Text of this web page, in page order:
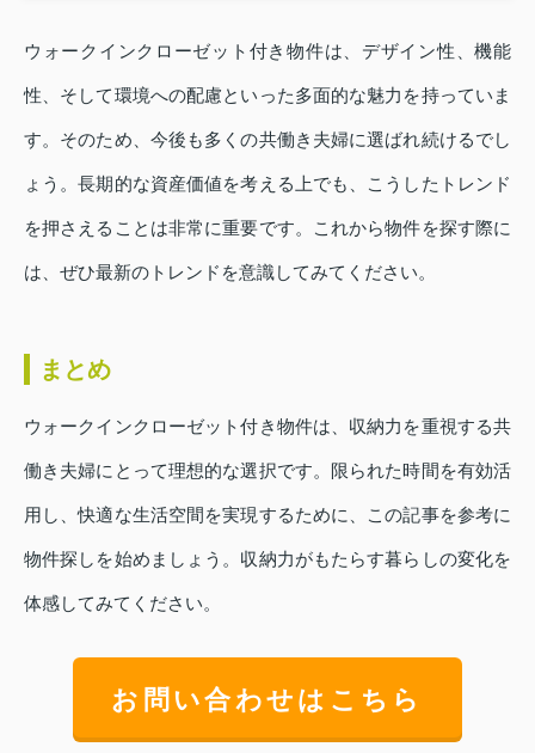
ウォークインクローゼット付き物件は、デザイン性、機能
性、そして環境への配慮といった多面的な魅力を持っていま
す。そのため、今後も多くの共働き夫婦に選ばれ続けるでし
ょう。長期的な資産価値を考える上でも、こうしたトレンド
を押さえることは非常に重要です。これから物件を探す際に
は、ぜひ最新のトレンドを意識してみてください。
まとめ
ウォークインクローゼット付き物件は、収納力を重視する共
働き夫婦にとって理想的な選択です。限られた時間を有効活
用し、快適な生活空間を実現するために、この記事を参考に
物件探しを始めましょう。収納力がもたらす暮らしの変化を
体感してみてください。
お問い合わせはこちら